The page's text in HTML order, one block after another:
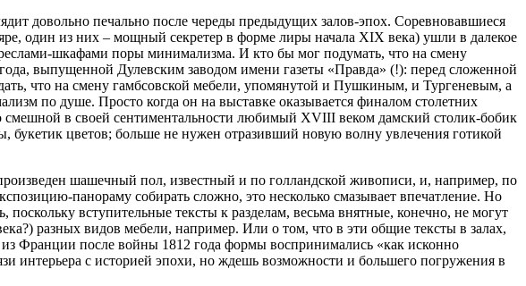
довольно печально после череды предыдущих залов-эпох. Соревновавшиеся
один из них – мощный секретер в форме лиры начала XIX века) ушли в далекое
шкафами поры минимализма. И кто бы мог подумать, что на смену
выпущенной Дулевским заводом имени газеты «Правда» (!): перед сложенной
что на смену гамбсовской мебели, упомянутой и Пушкиным, и Тургеневым, а
по душе. Просто когда он на выставке оказывается финалом столетних
в своей сентиментальности любимый XVIII веком дамский столик-бобик
цветов; больше не нужен отразивший новую волну увлечения готикой
шашечный пол, известный и по голландской живописи, и, например, по
панораму собирать сложно, это несколько смазывает впечатление. Но
вступительные тексты к разделам, весьма внятные, конечно, не могут
разных видов мебели, например. Или о том, что в эти общие тексты в залах,
Франции после войны 1812 года формы воспринимались «как исконно
интерьера с историей эпохи, но ждешь возможности и большего погружения в